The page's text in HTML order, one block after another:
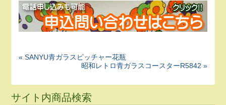
« SANYU青ガラスピッチャー花瓶
昭和レトロ青ガラスコースターR5842 »
サイト内商品検索